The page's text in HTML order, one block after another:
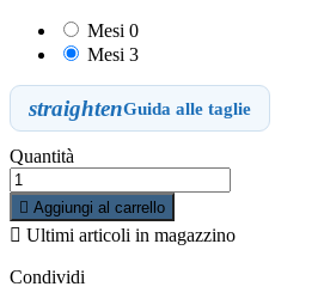
Mesi 0
Mesi 3
straightenGuida alle taglie
Quantità
 Aggiungi al carrello
 Ultimi articoli in magazzino
Condividi